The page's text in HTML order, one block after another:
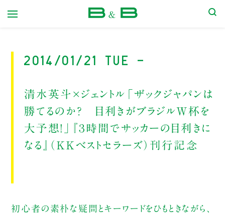
2014/01/21 Tue -
清水英斗×ジェントル「ザックジャパンは
勝てるのか？ 目利きがブラジルＷ杯を
大予想！」『３時間でサッカーの目利きに
なる』（ＫＫベストセラーズ）刊行記念
初心者の素朴な疑問とキーワードをひもときながら、